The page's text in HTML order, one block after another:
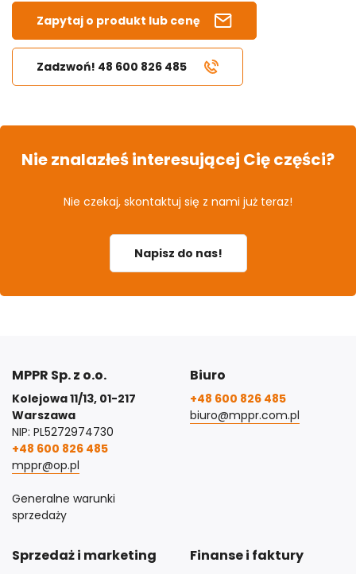
Zapytaj o produkt lub cenę
Zadzwoń! 48 600 826 485
Nie znalazłeś interesującej Cię części?
Nie czekaj, skontaktuj się z nami już teraz!
Napisz do nas!
MPPR Sp. z o.o.
Kolejowa 11/13, 01-217
Warszawa
NIP: PL5272974730
+48 600 826 485
mppr@op.pl
Generalne warunki
sprzedaży
Biuro
+48 600 826 485
biuro@mppr.com.pl
Sprzedaż i marketing Finanse i faktury